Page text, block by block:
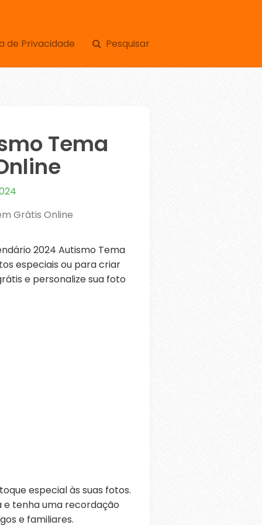
de Privacidade Pesquisar
Tema
Grátis Online
2024 Autismo Tema
especiais ou para criar
e personalize sua foto
especial às suas fotos.
e tenha uma recordação
e familiares.